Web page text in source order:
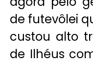
de futevôlei
custou alto
de Ilhéus